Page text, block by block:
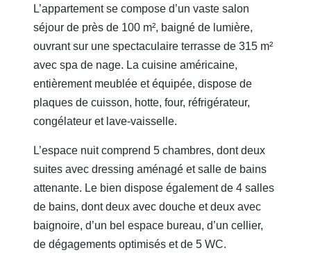
L’appartement se compose d’un vaste salon
séjour de près de 100 m², baigné de lumière,
ouvrant sur une spectaculaire terrasse de 315 m²
avec spa de nage. La cuisine américaine,
entièrement meublée et équipée, dispose de
plaques de cuisson, hotte, four, réfrigérateur,
congélateur et lave-vaisselle.
L’espace nuit comprend 5 chambres, dont deux
suites avec dressing aménagé et salle de bains
attenante. Le bien dispose également de 4 salles
de bains, dont deux avec douche et deux avec
baignoire, d’un bel espace bureau, d’un cellier,
de dégagements optimisés et de 5 WC.